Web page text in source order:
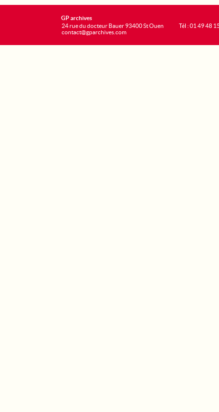
GP archives
24 rue du docteur Bauer 93400 St Ouen
contact@gparchives.com
Tél : 01 49 48